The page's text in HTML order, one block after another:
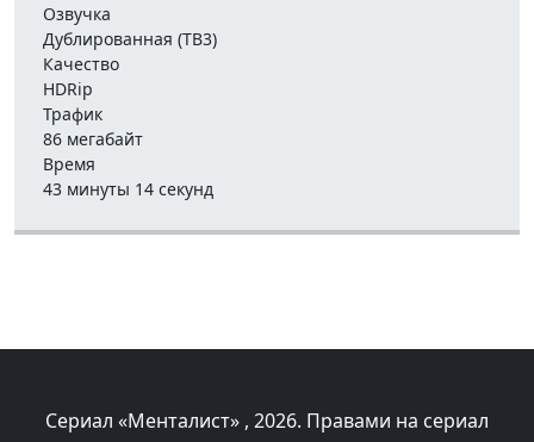
Озвучка
Дублированная (ТВ3)
Качество
HDRip
Трафик
86 мегабайт
Время
43 минуты 14 секунд
Сериал «Менталист» , 2026. Правами на сериал